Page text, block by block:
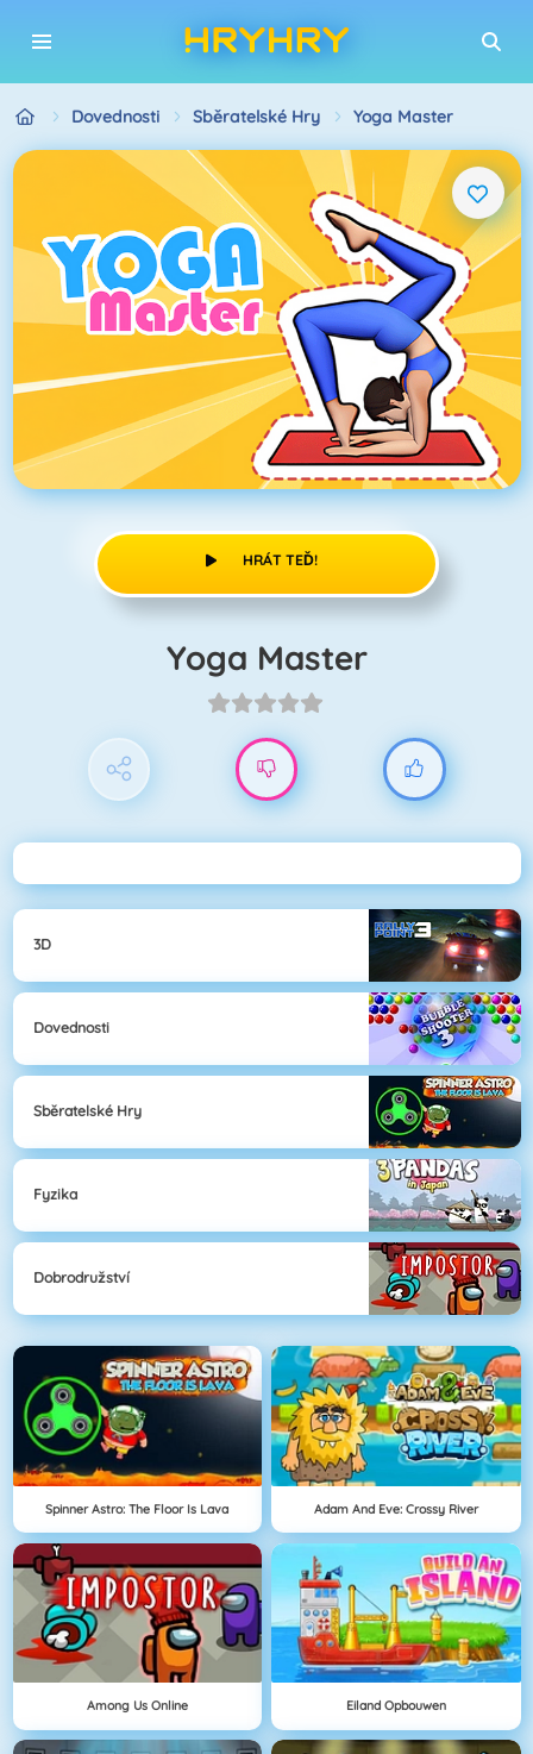
Dovednosti Sběratelské Hry Yoga Master
HRÁT TEĎ!
Yoga Master
3D
Dovednosti
Sběratelské Hry
Fyzika
Dobrodružství
Spinner Astro: The Floor Is Lava Adam And Eve: Crossy River
Among Us Online Eiland Opbouwen